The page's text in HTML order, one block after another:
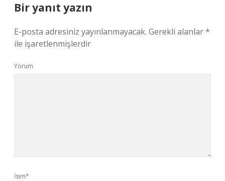
Bir yanıt yazın
E-posta adresiniz yayınlanmayacak. Gerekli alanlar*
ile işaretlenmişlerdir
Yorum
İsim*